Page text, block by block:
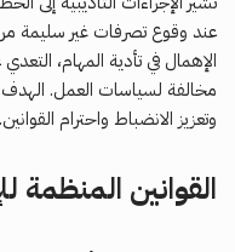
عند وقوع تصرفات غير سليمة
الإهمال في تأدية المهام،
مخالفة لسياسات العمل.
وتعزيز الانضباط واحترام القوانين.
القوانين المنظمة